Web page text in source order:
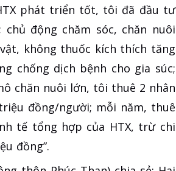
phát triển tốt, tôi đã đầu tư
động chăm sóc, chăn nuôi
không thuốc kích thích tăng
chống dịch bệnh cho gia súc;
chăn nuôi lớn, tôi thuê 2 nhân
đồng/người; mỗi năm, thuê
tế tổng hợp của HTX, trừ chi
đồng”.